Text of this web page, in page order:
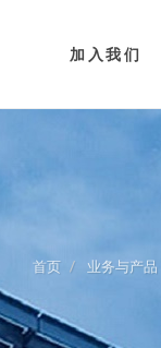
加入我们
首页 业务与产品